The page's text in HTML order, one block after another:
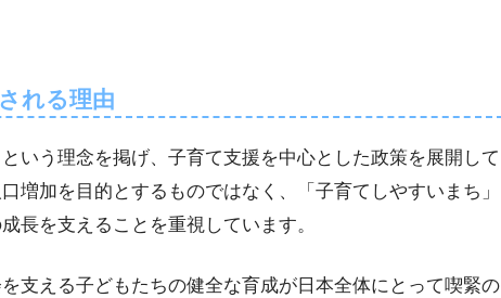
れる理由
いう理念を掲げ、子育て支援を中心とした政策を展開して
増加を目的とするものではなく、「子育てしやすいまち」
長を支えることを重視しています​。
支える子どもたちの健全な育成が日本全体にとって喫緊の